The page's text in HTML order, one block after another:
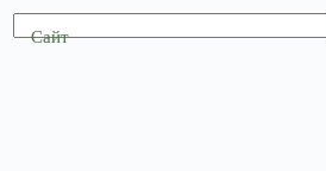
Сайт